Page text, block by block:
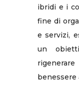
ibridi e i
fine di
e servizi,
un
benessere